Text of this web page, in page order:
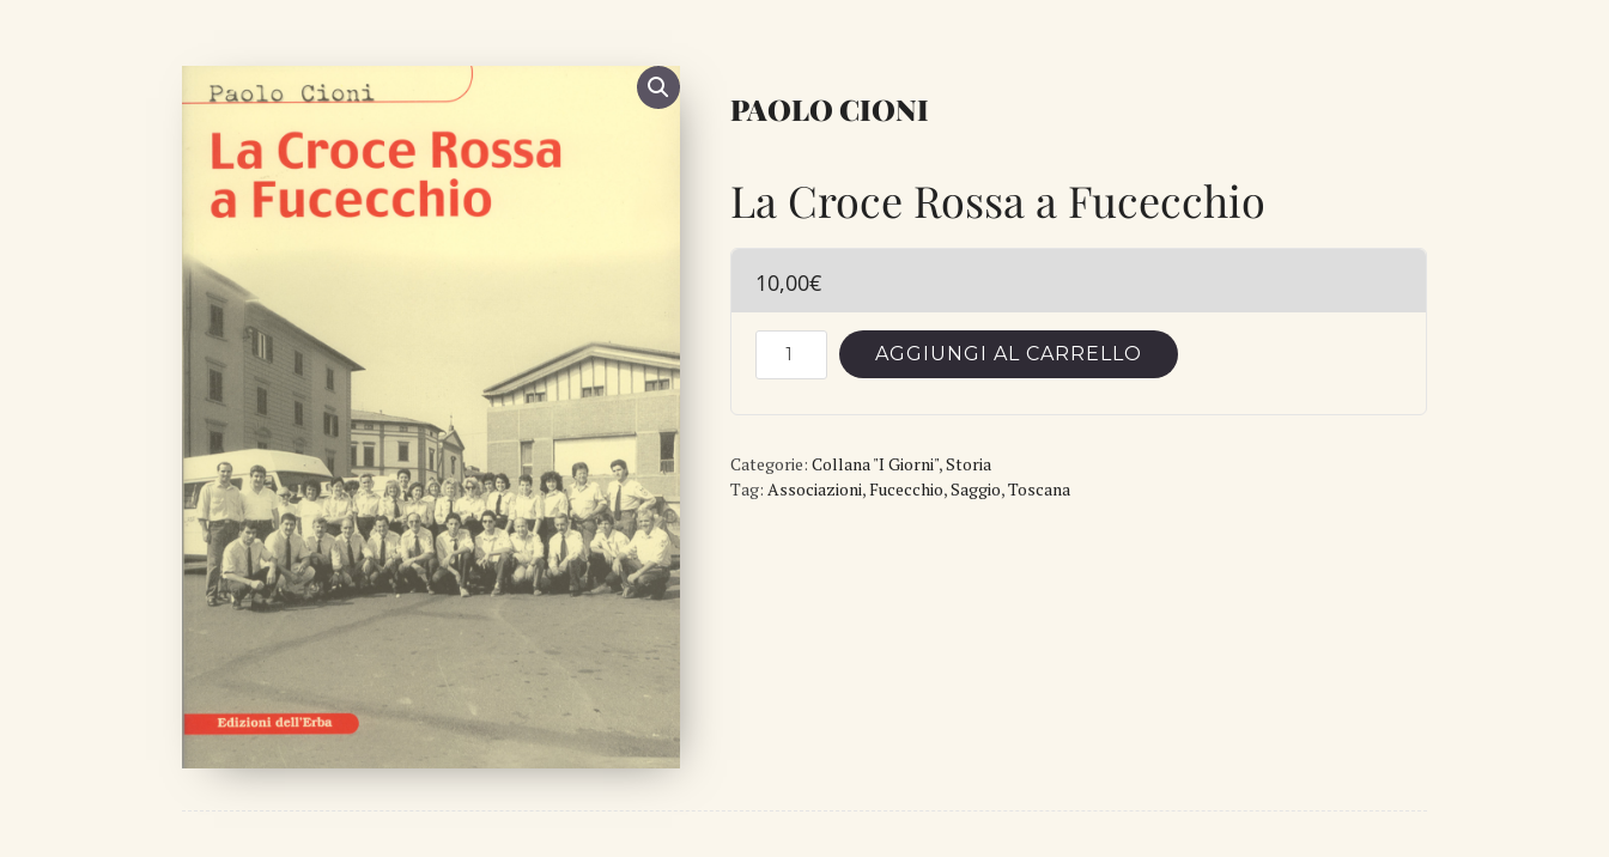
PAOLO CIONI
La Croce Rossa a Fucecchio
10,00€
Croce
Fucecchio
quantità
AGGIUNGI AL CARRELLO
Categorie: Collana "I Giorni",Storia
Tag: Associazioni,Fucecchio,Saggio,Toscana